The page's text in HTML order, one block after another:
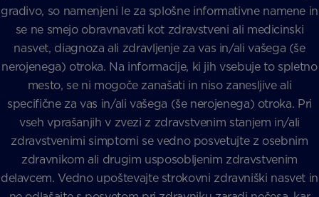
gradivo, so namenjeni le za splošne informativne namene in
se ne smejo obravnavati kot zdravstveni ali medicinski
nasvet, diagnoza ali zdravljenje za vas in/ali vašega (še
nerojenega) otroka. Na informacije, ki jih vsebuje to spletno
mesto, se ni mogoče zanašati in niso zanesljive ali
specifične za vas in/ali vašega (še nerojenega) otroka. Pri
vseh vprašanjih v zvezi z zdravstvenim stanjem in/ali
zdravstvenimi simptomi se vedno posvetujte z osebnim
zdravnikom ali drugim usposobljenim zdravstvenim
delavcem. Vedno upoštevajte strokovni zdravniški nasvet in